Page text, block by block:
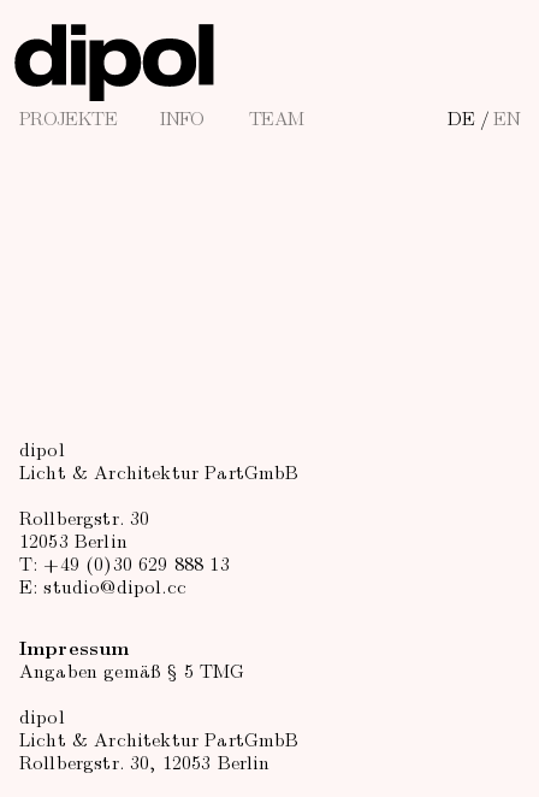
PROJEKTE INFO TEAM DE/EN
Impressum
Angaben gemäß § 5 TMG
dipol
Licht & Architektur PartGmbB
Rollbergstr. 30, 12053 Berlin
dipol
Licht & Architektur PartGmbB
Rollbergstr. 30
12053 Berlin
T: +49 (0)30 629 888 13
E: studio@dipol.cc